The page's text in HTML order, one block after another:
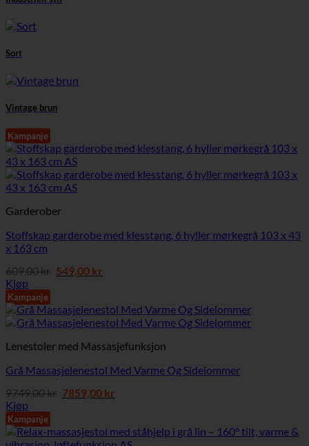
Sort
Vintage brun
Kampanje
Garderober
Stoffskap garderobe med klesstang, 6 hyller mørkegrå 103 x 43
x 163 cm
609,00kr Opprinnelig
609,00 kr.
549,00 krNåværende
549,00 kr.
Kjøp
Kampanje
Lenestoler med Massasjefunksjon
Grå Massasjelenestol Med Varme Og Sidelommer
9749,00kr Opprinnelig
9749,00 kr.
7859,00 krNåværende
7859,00 kr.
Kjøp
Kampanje